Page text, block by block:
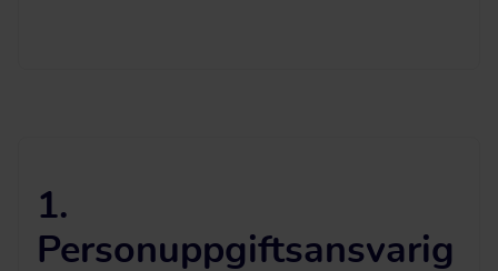
1.
Personuppgiftsansvarig